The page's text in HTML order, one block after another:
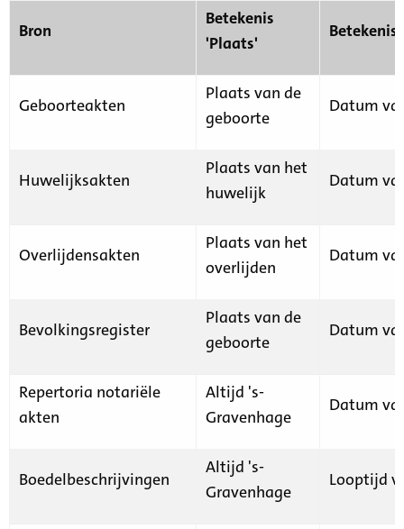
Bron
Betekenis
'Plaats'
Geboorteakten
Plaats van de
geboorte
Datum
Huwelijksakten
Plaats van het
huwelijk
Datum
Overlijdensakten
Plaats van het
overlijden
Datum
Bevolkingsregister
Plaats van de
geboorte
Datum
Repertoria notariële
akten
Altijd 's-
Gravenhage
Datum
Boedelbeschrijvingen
Altijd 's-
Gravenhage
Looptijd